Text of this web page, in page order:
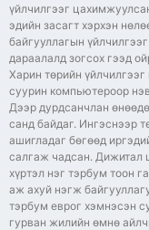
үйлчилгээг
эдийн засагт хэрхэн
байгууллагын
дараалалд зогсох гээд
Харин төрийн
суурин компьютероор
Дээр дурдсанчлан
санд байдаг. Ингэснээр
ашигладаг бөгөөд
салгаж чадсан. Дижитал
хүртэл нэг тэрбум тоон
аж ахуй нэгж
тэрбум еврог хэмнэсэн
гурван жилийн өмнө